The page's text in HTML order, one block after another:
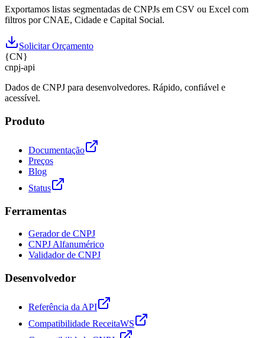
Exportamos listas segmentadas de CNPJs em CSV ou Excel com
filtros por CNAE, Cidade e Capital Social.
Solicitar Orçamento
{CN}
cnpj-api
Dados de CNPJ para desenvolvedores. Rápido, confiável e
acessível.
Produto
Documentação
Preços
Blog
Status
Ferramentas
Gerador de CNPJ
CNPJ Alfanumérico
Validador de CNPJ
Desenvolvedor
Referência da API
Compatibilidade ReceitaWS